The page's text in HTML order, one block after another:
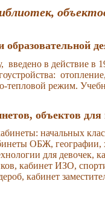
введено в действие в
тепловой режим.
объектов
начальных
ОБЖ,
для девочек,
кабинет ИЗО,
кабинет